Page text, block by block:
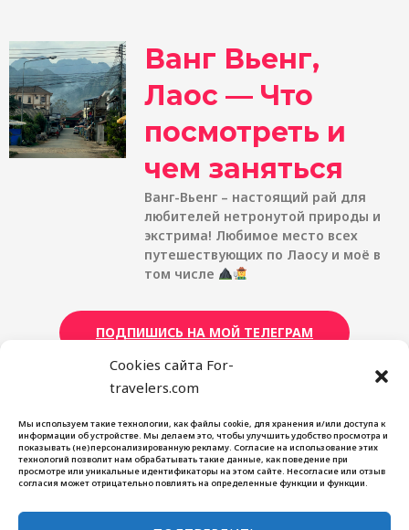
Cookies сайта For-
travelers.com
Мы используем такие технологии, как файлы cookie, для хранения и/или доступа к
информации об устройстве. Мы делаем это, чтобы улучшить удобство просмотра и
показывать (не)персонализированную рекламу. Согласие на использование этих
технологий позволит нам обрабатывать такие данные, как поведение при
просмотре или уникальные идентификаторы на этом сайте. Несогласие или отзыв
согласия может отрицательно повлиять на определенные функции и функции.
Ванг Вьенг,
Лаос — Что
посмотреть и
чем заняться
Ванг-Вьенг – настоящий рай для
любителей нетронутой природы и
экстрима! Любимое место всех
путешествующих по Лаосу и моё в
том числе
ПОДПИШИСЬ НА МОЙ ТЕЛЕГРАМ
For Travelers
Блог
Контакты